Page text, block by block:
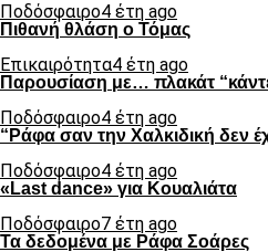
Ποδόσφαιρο4 έτη ago
Πιθανή θλάση ο Τόμας
Επικαιρότητα4 έτη ago
Παρουσίαση με… πλακάτ
Ποδόσφαιρο4 έτη ago
“Ράφα σαν την Χαλκιδική δεν
Ποδόσφαιρο4 έτη ago
«Last dance» για Κουαλιάτα
Ποδόσφαιρο7 έτη ago
Τα δεδομένα με Ράφα Σοάρες